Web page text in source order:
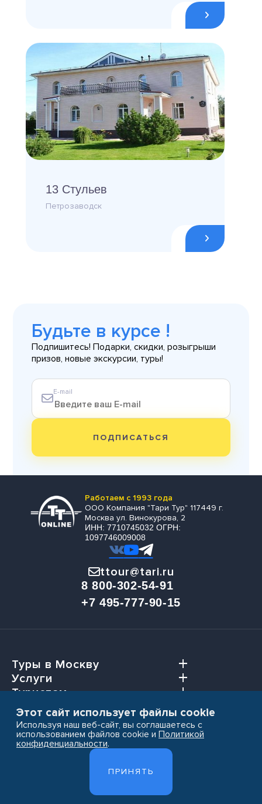
13 Стульев
Петрозаводск
Будьте в курсе !
Подпишитесь! Подарки, скидки, розыгрыши
призов, новые экскурсии, туры!
E-mail
ПОДПИСАТЬСЯ
Работаем с 1993 года
ООО Компания "Тари Тур" 117449 г.
Москва ул. Винокурова, 2
ИНН: 7710745032 ОГРН:
1097746009008
ttour@tari.ru
8 800-302-54-91
+7 495-777-90-15
Туры в Москву
Услуги
Туристам
Агентствам
Политика конфиденциальности
Этот сайт использует файлы cookie
Используя наш веб-сайт, вы соглашаетесь с
использованием файлов cookie и Политикой
конфиденциальности.
ПРИНЯТЬ